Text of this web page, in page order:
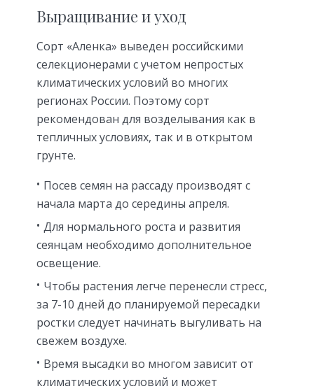
Выращивание и уход
Сорт «Аленка» выведен российскими
селекционерами с учетом непростых
климатических условий во многих
регионах России. Поэтому сорт
рекомендован для возделывания как в
тепличных условиях, так и в открытом
грунте.
Посев семян на рассаду производят с
начала марта до середины апреля.
Для нормального роста и развития
сеянцам необходимо дополнительное
освещение.
Чтобы растения легче перенесли стресс,
за 7-10 дней до планируемой пересадки
ростки следует начинать выгуливать на
свежем воздухе.
Время высадки во многом зависит от
климатических условий и может